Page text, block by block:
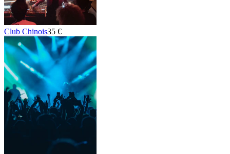
Club Chinois35 €